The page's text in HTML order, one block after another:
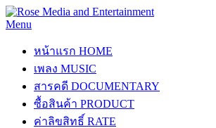
Menu
หน้าแรก HOME
เพลง MUSIC
สารคดี DOCUMENTARY
ซื้อสินค้า PRODUCT
ค่าลิขสิทธิ์ RATE